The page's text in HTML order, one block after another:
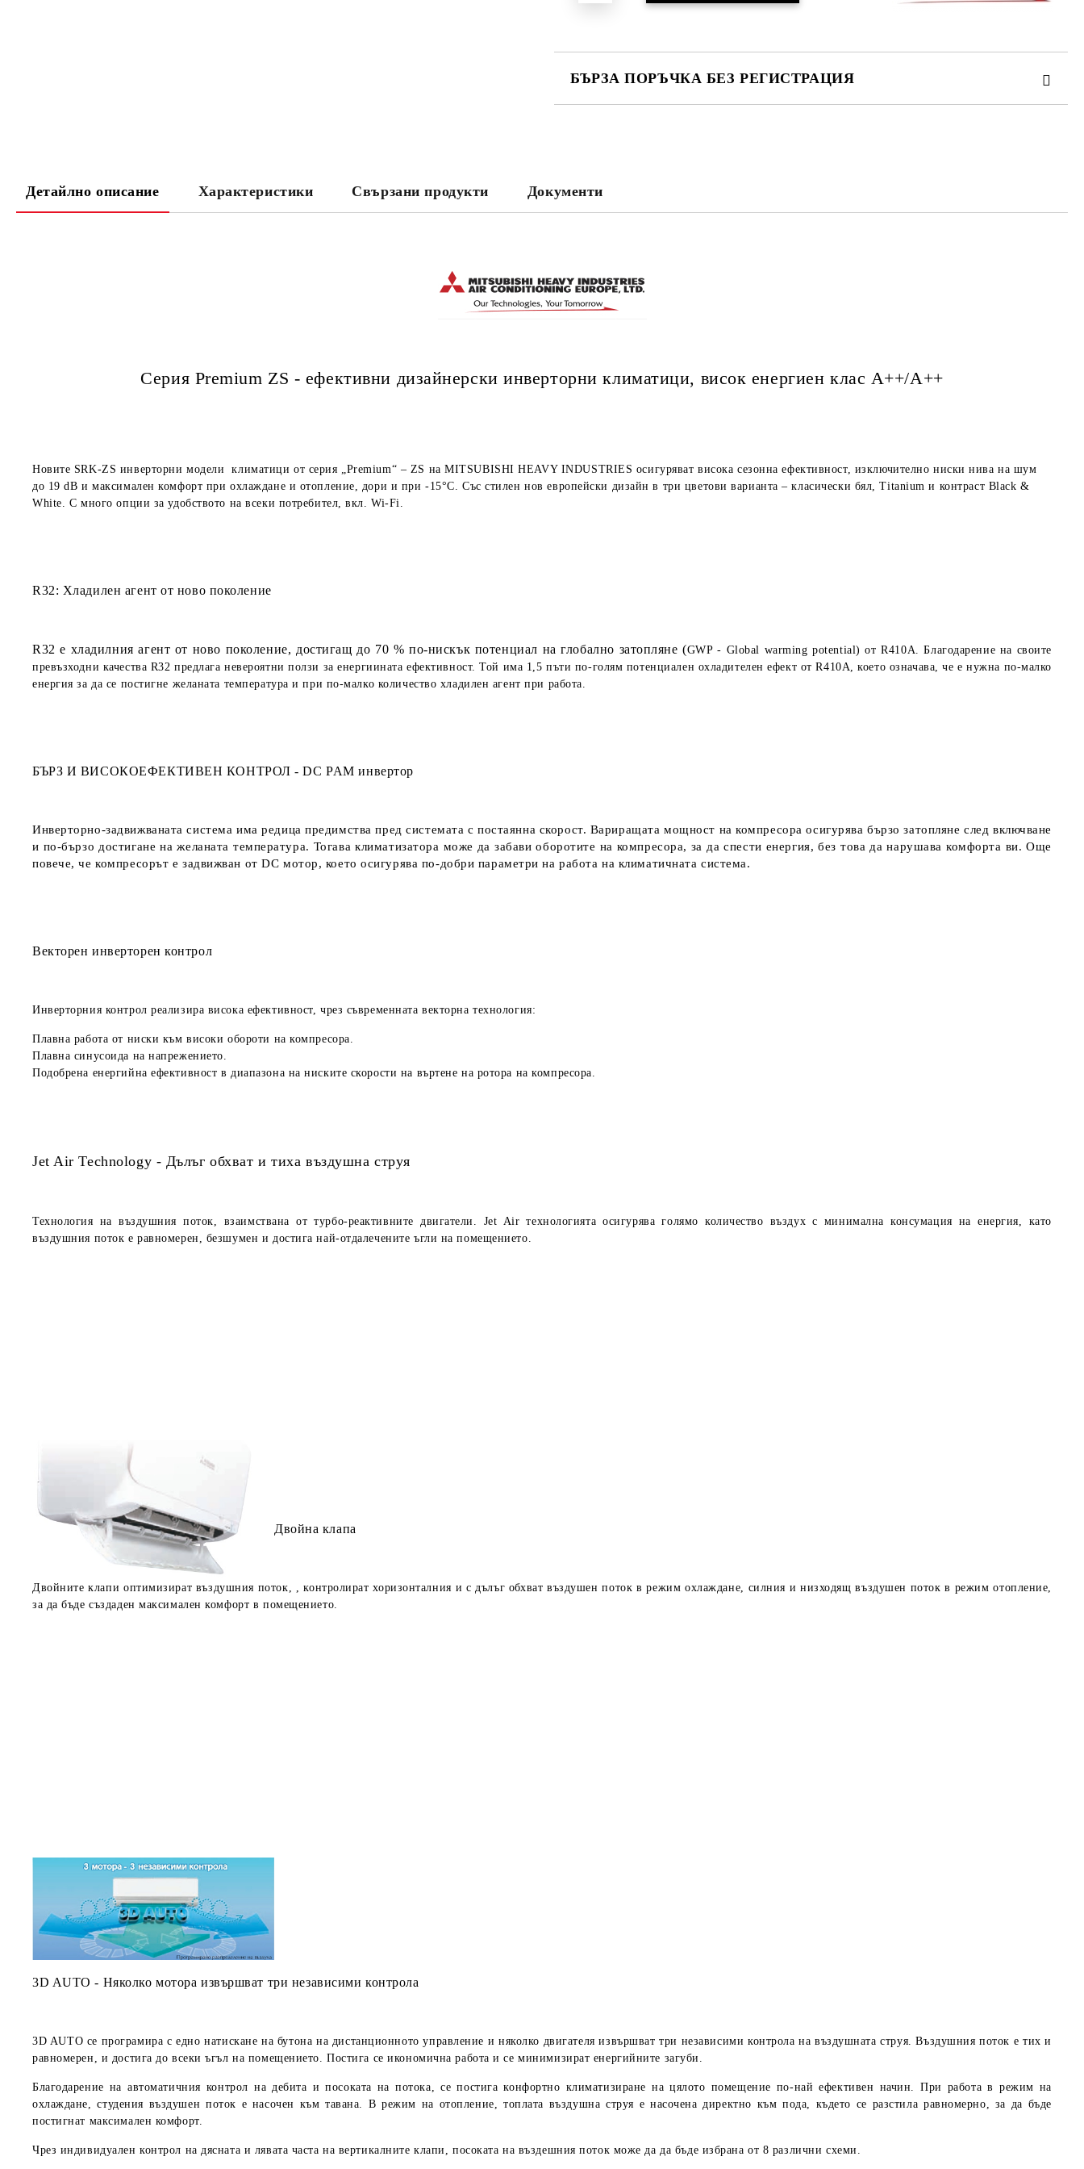
БЪРЗА ПОРЪЧКА БЕЗ РЕГИСТРАЦИЯ
Съгласен съм с
Детайлно описание Характеристики Свързани продукти Документи
Серия Premium ZS - ефективни дизайнерски инверторни климатици, висок eнергиен клас А++/A++
Новите SRK-ZS инверторни модели климатици от серия „Premium“ – ZS на MITSUBISHI HEAVY INDUSTRIES осигуряват висока сезонна ефективност, изключително ниски нива на шум
до 19 dB и максимален комфорт при охлаждане и отопление, дори и при -15°C. Със стилен нов европейски дизайн в три цветови варианта – класически бял, Titanium и контраст Black &
White. С много опции за удобството на всеки потребител, вкл. Wi-Fi.
R32: Хладилен агент от ново поколение
R32 е хладилния агент от ново поколение, достигащ до 70 % по-нискък потенциал на глобално затопляне (GWP - Global warming potential) от R410A. Благодарение на своите
превъзходни качества R32 предлага невероятни ползи за енергиината ефективност. Той има 1,5 пъти по-голям потенциален охладителен ефект от R410A, което означава, че е нужна по-малко
енергия за да се постигне желаната температура и при по-малко количество хладилен агент при работа.
БЪРЗ И ВИСОКОЕФЕКТИВЕН КОНТРОЛ - DC PAM инвертор
Инверторно-задвижваната система има редица предимства пред системата с постаянна скорост. Вариращата мощност на компресора осигурява бързо затопляне след включване
и по-бързо достигане на желаната температура. Тогава климатизатора може да забави оборотите на компресора, за да спести енергия, без това да нарушава комфорта ви. Още
повече, че компресорът е задвижван от DC мотор, което осигурява по-добри параметри на работа на климатичната система.
Векторен инверторен контрол
Инверторния контрол реализира висока ефективност, чрез съвременната векторна технология:
Плавна работа от ниски към високи обороти на компресора.
Плавна синусоида на напрежението.
Подобрена енергийна ефективност в диапазона на ниските скорости на въртене на ротора на компресора.
Jet Air Technology - Дълъг обхват и тиха въздушна струя
Технология на въздушния поток, взаимствана от турбо-реактивните двигатели. Jet Airтехнологията осигурява голямо количество въздух с минимална консумация на енергия, като
въздушния поток е равномерен, безшумен и достига най-отдалечените ъгли на помещението.
Двойна клапа
Двойните клапи оптимизират въздушния поток, , контролират хоризонталния и с дълъг обхват въздушен поток в режим охлаждане, силния и низходящ въздушен поток в режим отопление,
за да бъде създаден максимален комфорт в помещението.
3D AUTO - Няколко мотора извършват три независими контрола
3D AUTO се програмира с едно натискане на бутона на дистанционното управление и няколко двигателя извършват три независими контрола на въздушната струя. Въздушния поток е тих и
равномерен, и достига до всеки ъгъл на помещението. Постига се икономична работа и се минимизират енергийните загуби.
Благодарение на автоматичния контрол на дебита и посоката на потока, се постига конфортно климатизиране на цялото помещение по-най ефективен начин. При работа в режим на
охлаждане, студения въздушен поток е насочен към тавана. В режим на отопление, топлата въздушна струя е насочена директно към пода, където се разстила равномерно, за да бъде
постигнат максимален комфорт.
Чрез индивидуален контрол на дясната и лявата часта на вертикалните клапи, посоката на въздешния поток може да да бъде избрана от 8 различни схеми.